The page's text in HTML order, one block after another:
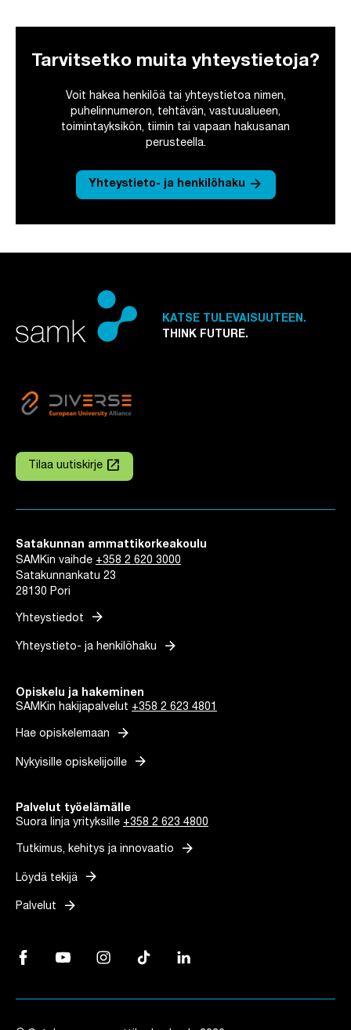
Tarvitsetko muita yhteystietoja?
Voit hakea henkilöä tai yhteystietoa nimen,
puhelinnumeron, tehtävän, vastuualueen,
toimintayksikön, tiimin tai vapaan hakusanan
perusteella.
Yhteystieto- ja henkilöhaku arrow_forward
KATSE TULEVAISUUTEEN.
THINK FUTURE.
Tilaa uutiskirje
Linkki avautuu uuteen välilehteen
launch
Satakunnan ammattikorkeakoulu
SAMKin vaihde +358 2 620 3000
Satakunnankatu 23
28130 Pori
Yhteystiedot arrow_forward
Yhteystieto- ja henkilöhaku arrow_forward
Opiskelu ja hakeminen
SAMKin hakijapalvelut +358 2 623 4801
Hae opiskelemaan arrow_forward
Nykyisille opiskelijoille arrow_forward
Palvelut työelämälle
Suora linja yrityksille +358 2 623 4800
Tutkimus, kehitys ja innovaatio arrow_forward
Löydä tekijä arrow_forward
Palvelut arrow_forward
Facebook, Linkki avautuu uuteen välilehteen
YouTube, Linkki avautuu uuteen välilehteen
Instagram, Linkki avautuu uuteen välilehteen
TikTok, Linkki avautuu uuteen välilehteen
LinkedIn, Linkki avautuu uuteen